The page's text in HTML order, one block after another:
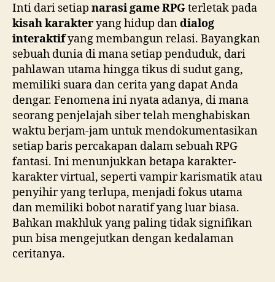
Inti dari setiap narasi game RPGterletak pada
kisah karakteryang hidup dandialog
interaktifyang membangun relasi. Bayangkan
sebuah dunia di mana setiap penduduk, dari
pahlawan utama hingga tikus di sudut gang,
memiliki suara dan cerita yang dapat Anda
dengar. Fenomena ini nyata adanya, di mana
seorang penjelajah siber telah menghabiskan
waktu berjam-jam untuk mendokumentasikan
setiap baris percakapan dalam sebuah RPG
fantasi. Ini menunjukkan betapa karakter-
karakter virtual, seperti vampir karismatik atau
penyihir yang terlupa, menjadi fokus utama
dan memiliki bobot naratif yang luar biasa.
Bahkan makhluk yang paling tidak signifikan
pun bisa mengejutkan dengan kedalaman
ceritanya.